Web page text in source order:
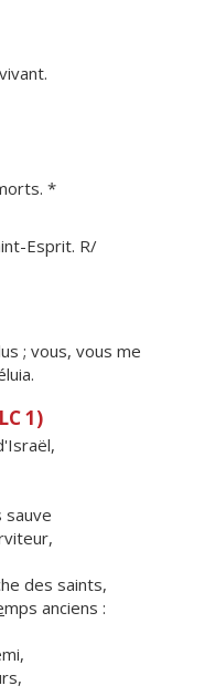
*
Esprit. R/
; vous, vous me
1)
sauve
des saints,
mps anciens :